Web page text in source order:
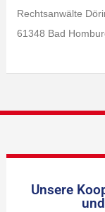
Rechtsanwälte
61348 Bad
Unsere